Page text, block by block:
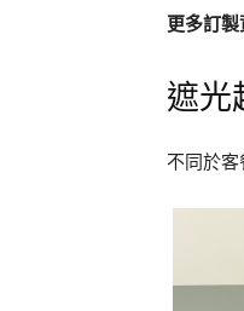
更多訂製
遮光
不同於